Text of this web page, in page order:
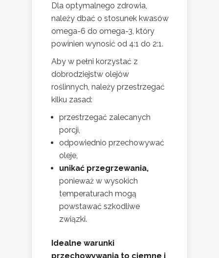
Dla optymalnego zdrowia,
należy dbać o stosunek kwasów
omega-6 do omega-3, który
powinien wynosić od 4:1 do 2:1.
Aby w pełni korzystać z
dobrodziejstw olejów
roślinnych, należy przestrzegać
kilku zasad:
przestrzegać zalecanych
porcji,
odpowiednio przechowywać
oleje,
unikać przegrzewania,
ponieważ w wysokich
temperaturach mogą
powstawać szkodliwe
związki.
Idealne warunki
przechowywania to ciemne i